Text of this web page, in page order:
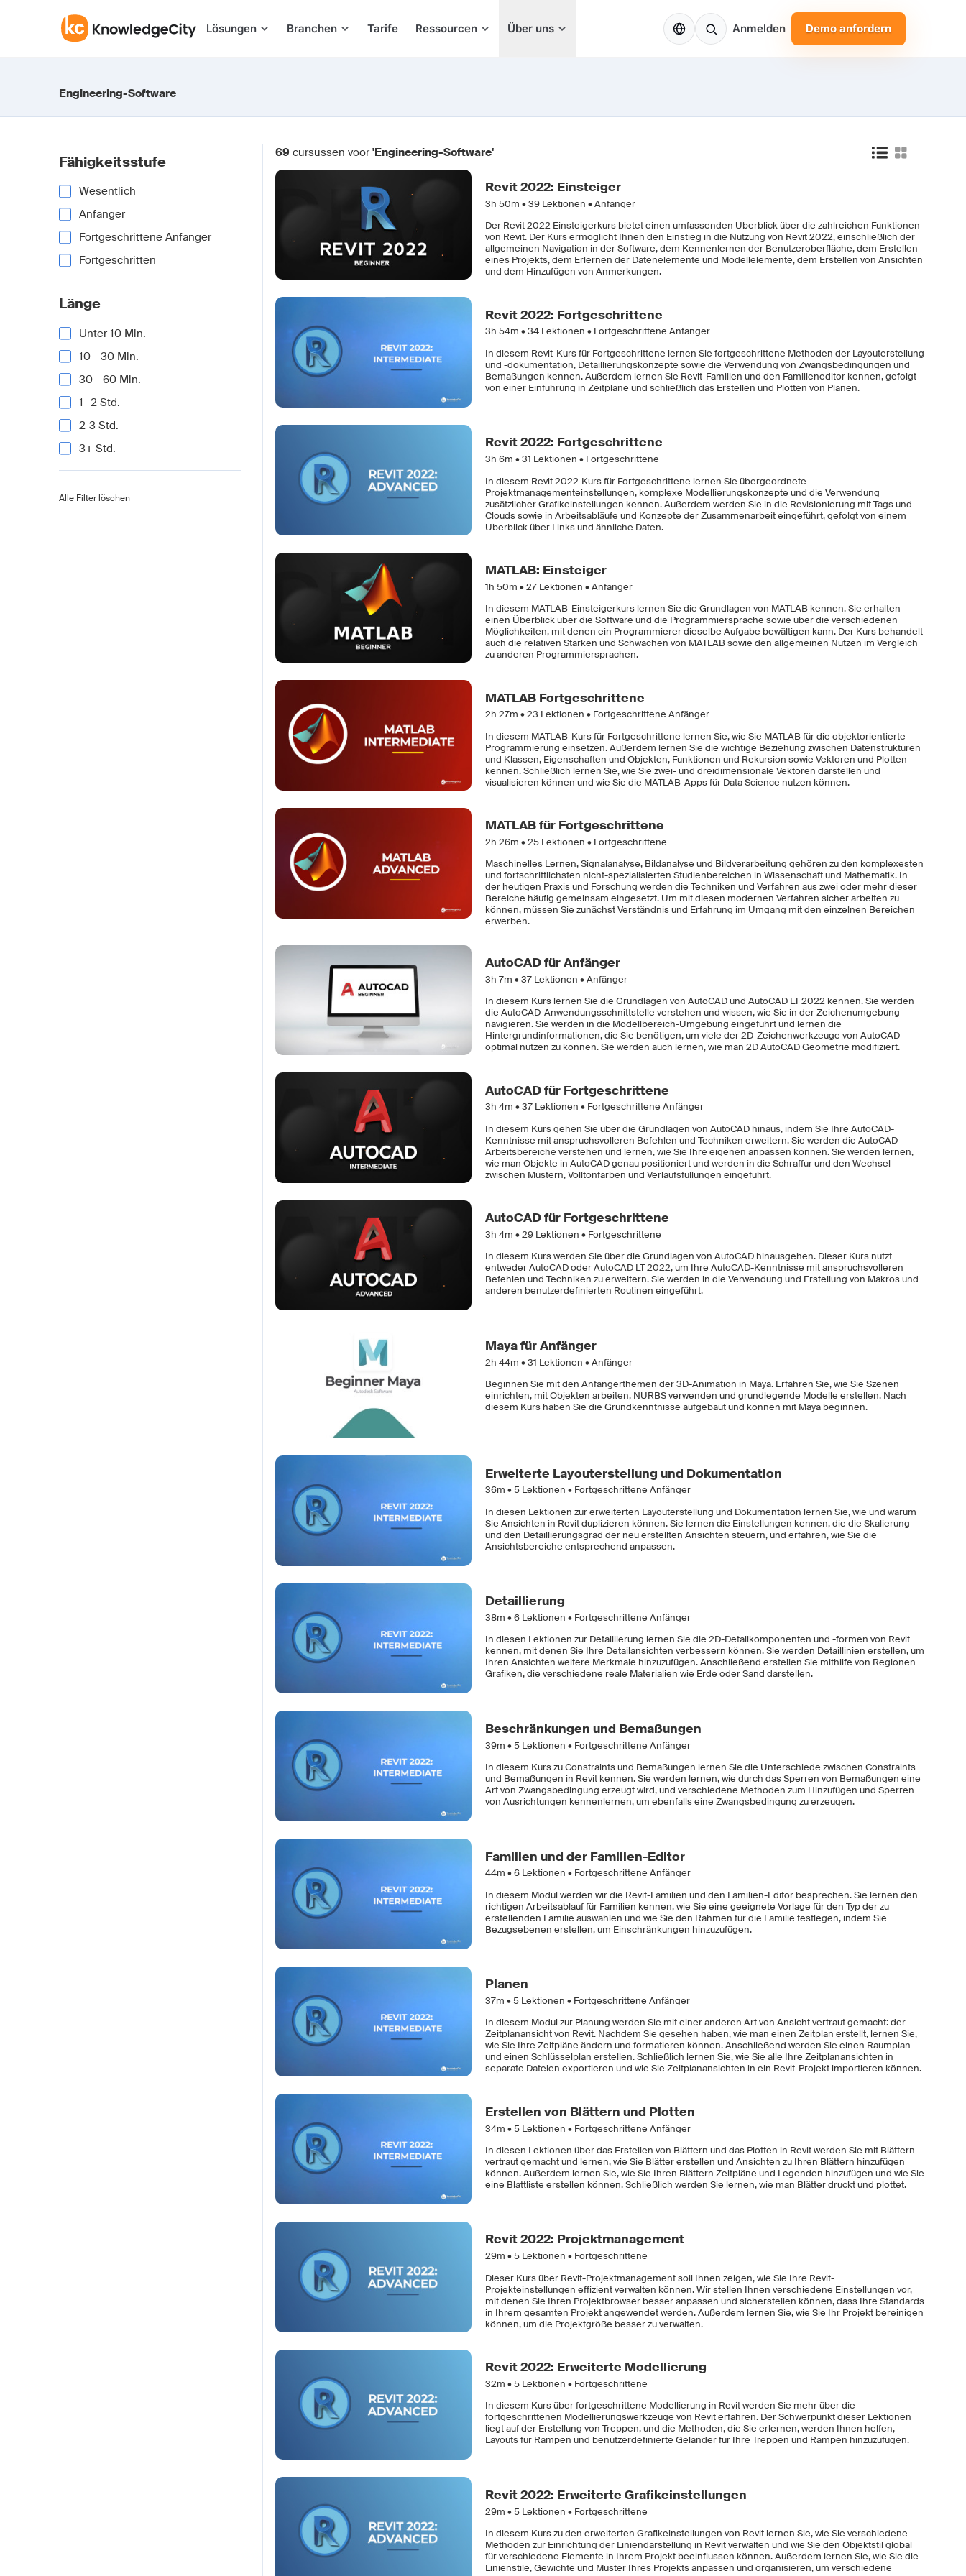
Lösungen Branchen Tarife Ressourcen Über uns DE Anmelden Demo anfordern
Engineering-Software
Fähigkeitsstufe
Wesentlich
Anfänger
Fortgeschrittene Anfänger
Fortgeschritten
Länge
Unter 10 Min.
10 - 30 Min.
30 - 60 Min.
1 -2 Std.
2-3 Std.
3+ Std.
Alle Filter löschen
69 cursussen voor'Engineering-Software'
Revit 2022: Einsteiger
3h 50m •39Lektionen • Anfänger
Der Revit 2022 Einsteigerkurs bietet einen umfassenden Überblick über die zahlreichen Funktionen
von Revit. Der Kurs ermöglicht Ihnen den Einstieg in die Nutzung von Revit 2022, einschließlich der
allgemeinen Navigation in der Software, dem Kennenlernen der Benutzeroberfläche, dem Erstellen
eines Projekts, dem Erlernen der Datenelemente und Modellelemente, dem Erstellen von Ansichten
und dem Hinzufügen von Anmerkungen.
Revit 2022: Fortgeschrittene
3h 54m •34Lektionen • Fortgeschrittene Anfänger
In diesem Revit-Kurs für Fortgeschrittene lernen Sie fortgeschrittene Methoden der Layouterstellung
und -dokumentation, Detaillierungskonzepte sowie die Verwendung von Zwangsbedingungen und
Bemaßungen kennen. Außerdem lernen Sie Revit-Familien und den Familieneditor kennen, gefolgt
von einer Einführung in Zeitpläne und schließlich das Erstellen und Plotten von Plänen.
Revit 2022: Fortgeschrittene
3h 6m •31 Lektionen • Fortgeschrittene
In diesem Revit 2022-Kurs für Fortgeschrittene lernen Sie übergeordnete
Projektmanagementeinstellungen, komplexe Modellierungskonzepte und die Verwendung
zusätzlicher Grafikeinstellungen kennen. Außerdem werden Sie in die Revisionierung mit Tags und
Clouds sowie in Arbeitsabläufe und Konzepte der Zusammenarbeit eingeführt, gefolgt von einem
Überblick über Links und ähnliche Daten.
MATLAB: Einsteiger
1h 50m •27Lektionen • Anfänger
In diesem MATLAB-Einsteigerkurs lernen Sie die Grundlagen von MATLAB kennen. Sie erhalten
einen Überblick über die Software und die Programmiersprache sowie über die verschiedenen
Möglichkeiten, mit denen ein Programmierer dieselbe Aufgabe bewältigen kann. Der Kurs behandelt
auch die relativen Stärken und Schwächen von MATLAB sowie den allgemeinen Nutzen im Vergleich
zu anderen Programmiersprachen.
MATLAB Fortgeschrittene
2h 27m •23 Lektionen • Fortgeschrittene Anfänger
In diesem MATLAB-Kurs für Fortgeschrittene lernen Sie, wie Sie MATLAB für die objektorientierte
Programmierung einsetzen. Außerdem lernen Sie die wichtige Beziehung zwischen Datenstrukturen
und Klassen, Eigenschaften und Objekten, Funktionen und Rekursion sowie Vektoren und Plotten
kennen. Schließlich lernen Sie, wie Sie zwei- und dreidimensionale Vektoren darstellen und
visualisieren können und wie Sie die MATLAB-Apps für Data Science nutzen können.
MATLAB für Fortgeschrittene
2h 26m •25Lektionen • Fortgeschrittene
Maschinelles Lernen, Signalanalyse, Bildanalyse und Bildverarbeitung gehören zu den komplexesten
und fortschrittlichsten nicht-spezialisierten Studienbereichen in Wissenschaft und Mathematik. In
der heutigen Praxis und Forschung werden die Techniken und Verfahren aus zwei oder mehr dieser
Bereiche häufig gemeinsam eingesetzt. Um mit diesen modernen Verfahren sicher arbeiten zu
können, müssen Sie zunächst Verständnis und Erfahrung im Umgang mit den einzelnen Bereichen
erwerben.
AutoCAD für Anfänger
3h 7m •37Lektionen • Anfänger
In diesem Kurs lernen Sie die Grundlagen von AutoCAD und AutoCAD LT 2022 kennen. Sie werden
die AutoCAD-Anwendungsschnittstelle verstehen und wissen, wie Sie in der Zeichenumgebung
navigieren. Sie werden in die Modellbereich-Umgebung eingeführt und lernen die
Hintergrundinformationen, die Sie benötigen, um viele der 2D-Zeichenwerkzeuge von AutoCAD
optimal nutzen zu können. Sie werden auch lernen, wie man 2D AutoCAD Geometrie modifiziert.
AutoCAD für Fortgeschrittene
3h 4m •37Lektionen • Fortgeschrittene Anfänger
In diesem Kurs gehen Sie über die Grundlagen von AutoCAD hinaus, indem Sie Ihre AutoCAD-
Kenntnisse mit anspruchsvolleren Befehlen und Techniken erweitern. Sie werden die AutoCAD
Arbeitsbereiche verstehen und lernen, wie Sie Ihre eigenen anpassen können. Sie werden lernen,
wie man Objekte in AutoCAD genau positioniert und werden in die Schraffur und den Wechsel
zwischen Mustern, Volltonfarben und Verlaufsfüllungen eingeführt.
AutoCAD für Fortgeschrittene
3h 4m •29Lektionen • Fortgeschrittene
In diesem Kurs werden Sie über die Grundlagen von AutoCAD hinausgehen. Dieser Kurs nutzt
entweder AutoCAD oder AutoCAD LT 2022, um Ihre AutoCAD-Kenntnisse mit anspruchsvolleren
Befehlen und Techniken zu erweitern. Sie werden in die Verwendung und Erstellung von Makros und
anderen benutzerdefinierten Routinen eingeführt.
Maya für Anfänger
2h 44m •31 Lektionen • Anfänger
Beginnen Sie mit den Anfängerthemen der 3D-Animation in Maya. Erfahren Sie, wie Sie Szenen
einrichten, mit Objekten arbeiten, NURBS verwenden und grundlegende Modelle erstellen. Nach
diesem Kurs haben Sie die Grundkenntnisse aufgebaut und können mit Maya beginnen.
Erweiterte Layouterstellung und Dokumentation
36m •5Lektionen • Fortgeschrittene Anfänger
In diesen Lektionen zur erweiterten Layouterstellung und Dokumentation lernen Sie, wie und warum
Sie Ansichten in Revit duplizieren können. Sie lernen die Einstellungen kennen, die die Skalierung
und den Detaillierungsgrad der neu erstellten Ansichten steuern, und erfahren, wie Sie die
Ansichtsbereiche entsprechend anpassen.
Detaillierung
38m •6Lektionen • Fortgeschrittene Anfänger
In diesen Lektionen zur Detaillierung lernen Sie die 2D-Detailkomponenten und -formen von Revit
kennen, mit denen Sie Ihre Detailansichten verbessern können. Sie werden Detaillinien erstellen, um
Ihren Ansichten weitere Merkmale hinzuzufügen. Anschließend erstellen Sie mithilfe von Regionen
Grafiken, die verschiedene reale Materialien wie Erde oder Sand darstellen.
Beschränkungen und Bemaßungen
39m •5Lektionen • Fortgeschrittene Anfänger
In diesem Kurs zu Constraints und Bemaßungen lernen Sie die Unterschiede zwischen Constraints
und Bemaßungen in Revit kennen. Sie werden lernen, wie durch das Sperren von Bemaßungen eine
Art von Zwangsbedingung erzeugt wird, und verschiedene Methoden zum Hinzufügen und Sperren
von Ausrichtungen kennenlernen, um ebenfalls eine Zwangsbedingung zu erzeugen.
Familien und der Familien-Editor
44m •6Lektionen • Fortgeschrittene Anfänger
In diesem Modul werden wir die Revit-Familien und den Familien-Editor besprechen. Sie lernen den
richtigen Arbeitsablauf für Familien kennen, wie Sie eine geeignete Vorlage für den Typ der zu
erstellenden Familie auswählen und wie Sie den Rahmen für die Familie festlegen, indem Sie
Bezugsebenen erstellen, um Einschränkungen hinzuzufügen.
Planen
37m •5Lektionen • Fortgeschrittene Anfänger
In diesem Modul zur Planung werden Sie mit einer anderen Art von Ansicht vertraut gemacht: der
Zeitplanansicht von Revit. Nachdem Sie gesehen haben, wie man einen Zeitplan erstellt, lernen Sie,
wie Sie Ihre Zeitpläne ändern und formatieren können. Anschließend werden Sie einen Raumplan
und einen Schlüsselplan erstellen. Schließlich lernen Sie, wie Sie alle Ihre Zeitplanansichten in
separate Dateien exportieren und wie Sie Zeitplanansichten in ein Revit-Projekt importieren können.
Erstellen von Blättern und Plotten
34m •5Lektionen • Fortgeschrittene Anfänger
In diesen Lektionen über das Erstellen von Blättern und das Plotten in Revit werden Sie mit Blättern
vertraut gemacht und lernen, wie Sie Blätter erstellen und Ansichten zu Ihren Blättern hinzufügen
können. Außerdem lernen Sie, wie Sie Ihren Blättern Zeitpläne und Legenden hinzufügen und wie Sie
eine Blattliste erstellen können. Schließlich werden Sie lernen, wie man Blätter druckt und plottet.
Revit 2022: Projektmanagement
29m •5Lektionen • Fortgeschrittene
Dieser Kurs über Revit-Projektmanagement soll Ihnen zeigen, wie Sie Ihre Revit-
Projekteinstellungen effizient verwalten können. Wir stellen Ihnen verschiedene Einstellungen vor,
mit denen Sie Ihren Projektbrowser besser anpassen und sicherstellen können, dass Ihre Standards
in Ihrem gesamten Projekt angewendet werden. Außerdem lernen Sie, wie Sie Ihr Projekt bereinigen
können, um die Projektgröße besser zu verwalten.
Revit 2022: Erweiterte Modellierung
32m •5Lektionen • Fortgeschrittene
In diesem Kurs über fortgeschrittene Modellierung in Revit werden Sie mehr über die
fortgeschrittenen Modellierungswerkzeuge von Revit erfahren. Der Schwerpunkt dieser Lektionen
liegt auf der Erstellung von Treppen, und die Methoden, die Sie erlernen, werden Ihnen helfen,
Layouts für Rampen und benutzerdefinierte Geländer für Ihre Treppen und Rampen hinzuzufügen.
Revit 2022: Erweiterte Grafikeinstellungen
29m •5Lektionen • Fortgeschrittene
In diesem Kurs zu den erweiterten Grafikeinstellungen von Revit lernen Sie, wie Sie verschiedene
Methoden zur Einrichtung der Liniendarstellung in Revit verwalten und wie Sie den Objektstil global
für verschiedene Elemente in Ihrem Projekt beeinflussen können. Außerdem lernen Sie, wie Sie die
Linienstile, Gewichte und Muster Ihres Projekts anpassen und organisieren, um verschiedene